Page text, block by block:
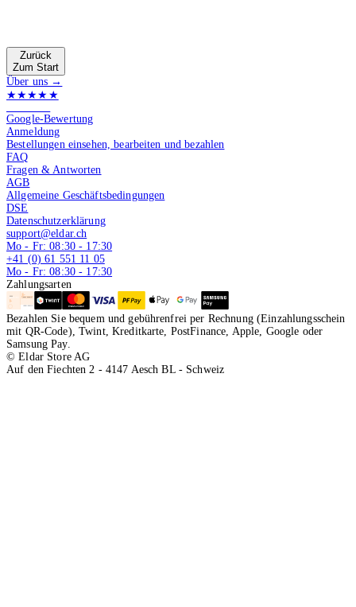
Zurück
Zum Start
Über uns →
★★★★★
Google-Bewertung
Anmeldung
Bestellungen einsehen, bearbeiten und bezahlen
FAQ
Fragen & Antworten
AGB
Allgemeine Geschäftsbedingungen
DSE
Datenschutzerklärung
support@eldar.ch
Mo - Fr: 08:30 - 17:30
+41 (0) 61 551 11 05
Mo - Fr: 08:30 - 17:30
Zahlungsarten
Bezahlen Sie bequem und gebührenfrei per Rechnung (Einzahlungsschein
mit QR-Code), Twint, Kreditkarte, PostFinance, Apple, Google oder
Samsung Pay.
© Eldar Store AG
Auf den Fiechten 2 - 4147 Aesch BL - Schweiz